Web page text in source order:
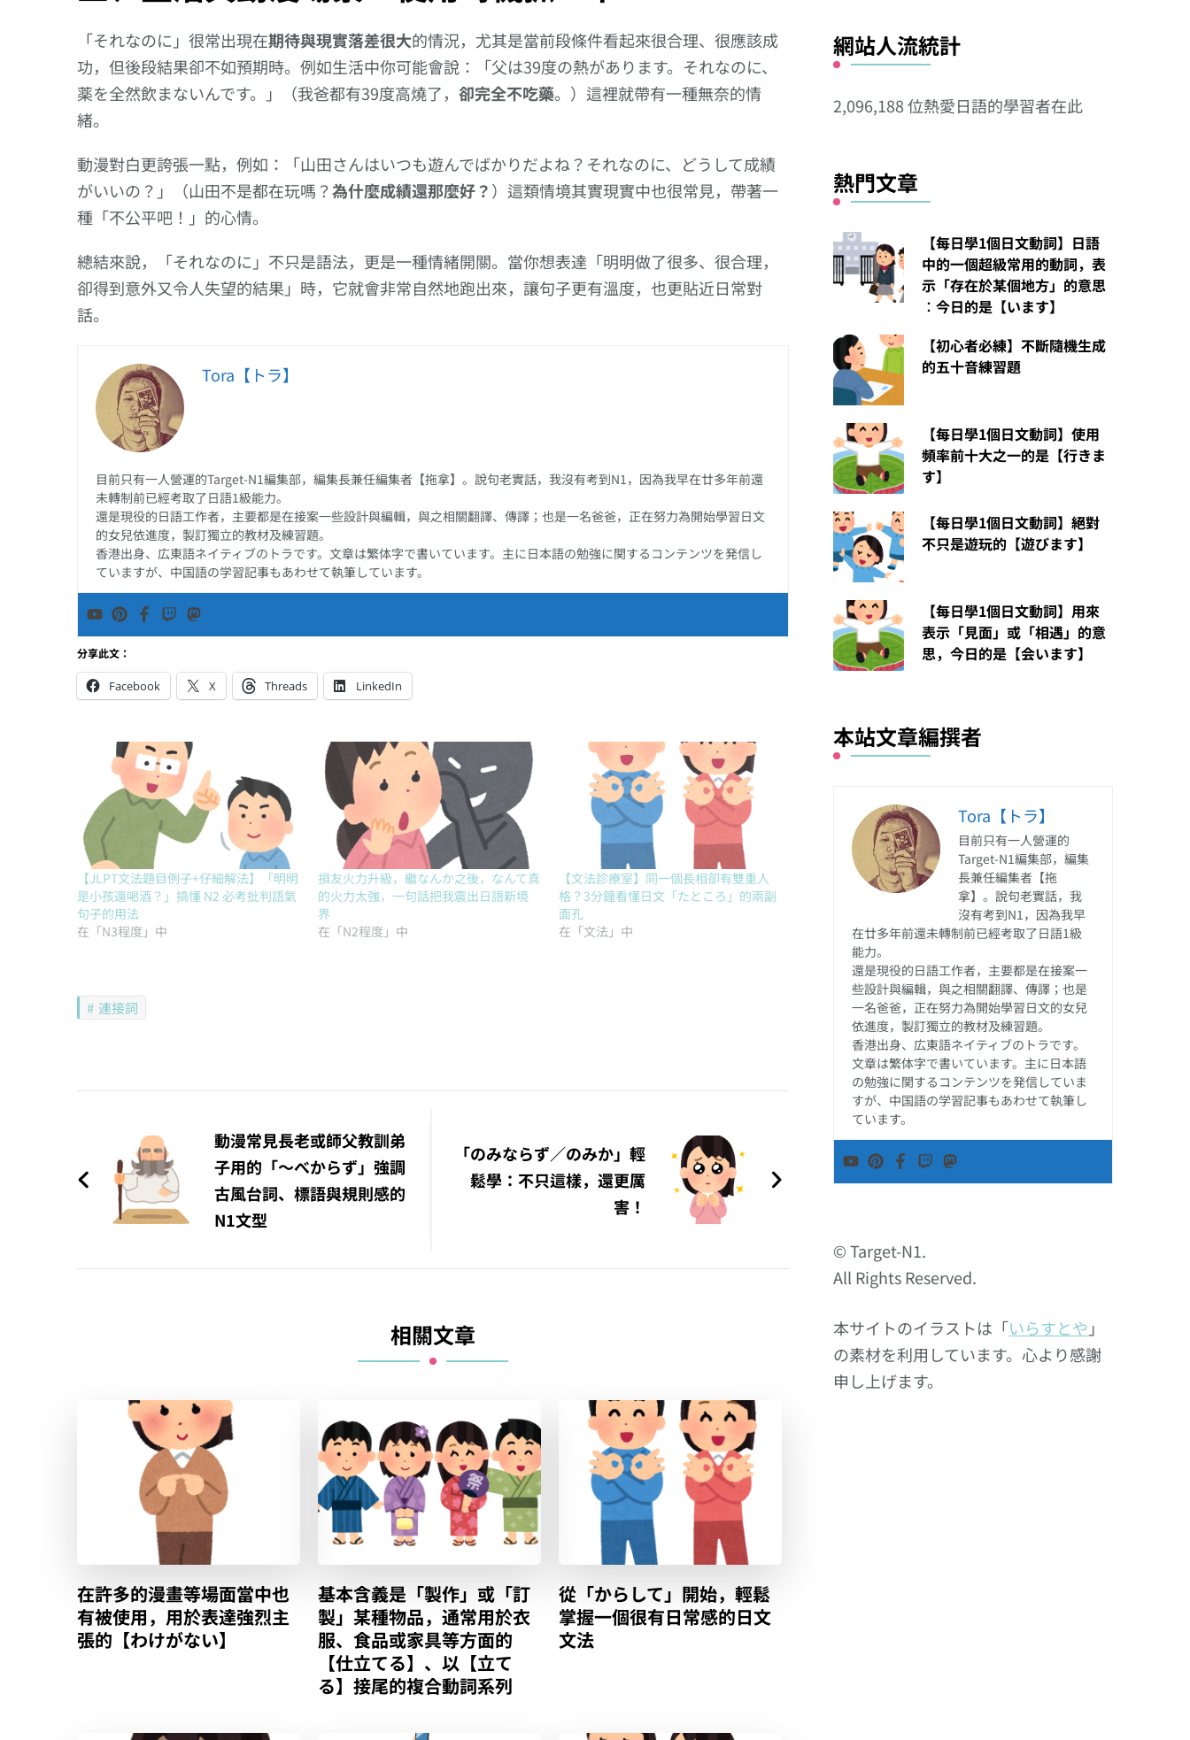
「それなのに」很常出現在期待與現實落差很大的情況，尤其是當前段條件看起來很合理、很應該成
功，但後段結果卻不如預期時。例如生活中你可能會說：「父は39度の熱があります。それなのに、
薬を全然飲まないんです。」（我爸都有39度高燒了， 卻完全不吃藥。）這裡就帶有一種無奈的情
緒。
動漫對白更誇張一點，例如：「山田さんはいつも遊んでばかりだよね？それなのに、どうして成績
がいいの？」（山田不是都在玩嗎？為什麼成績還那麼好？）這類情境其實現實中也很常見，帶著一
種「不公平吧！」的心情。
總結來說，「それなのに」不只是語法，更是一種情緒開關。當你想表達「明明做了很多、很合理，
卻得到意外又令人失望的結果」時，它就會非常自然地跑出來，讓句子更有溫度，也更貼近日常對
話。
Tora【トラ】
目前只有一人營運的Target-N1編集部，編集長兼任編集者【拖拿】。說句老實話，我沒有考到N1，因為我早在廿多年前還
未轉制前已經考取了日語1級能力。
還是現役的日語工作者，主要都是在接案一些設計與編輯，與之相關翻譯、傳譯；也是一名爸爸，正在努力為開始學習日文
的女兒依進度，製訂獨立的教材及練習題。
香港出身、広東語ネイティブのトラです。文章は繁体字で書いています。主に日本語の勉強に関するコンテンツを発信し
ていますが、中国語の学習記事もあわせて執筆しています。
分享此文：
Facebook X Threads LinkedIn
【JLPT文法題目例子+仔細解法】「明明
是小孩還喝酒？」搞懂 N2 必考批判語氣
句子的用法
在「N3程度」中
損友火力升級，繼なんか之後，なんて真
的火力太強，一句話把我震出日語新境
界
在「N2程度」中
【文法診療室】同一個長相卻有雙重人
格？3分鐘看懂日文「たところ」的兩副
面孔
在「文法」中
連接詞
導
動漫常見長老或師父教訓弟
子用的「〜べからず」強調
古風台詞、標語與規則感的
N1文型
「のみならず／のみか」輕
鬆學：不只這樣，還更厲
害！
相關文章
在許多的漫畫等場面當中也
有被使用，用於表達強烈主
張的【わけがない】
基本含義是「製作」或「訂
製」某種物品，通常用於衣
服、食品或家具等方面的
【仕立てる】、以【立て
る】接尾的複合動詞系列
從「からして」開始，輕鬆
掌握一個很有日常感的日文
文法
其
分
網站人流統計
2,096,188 位熱愛日語的學習者在此
熱門文章
【每日學1個日文動詞】日語
中的一個超級常用的動詞，表
示「存在於某個地方」的意思
︰今日的是【います】
【初心者必練】不斷隨機生成
的五十音練習題
【每日學1個日文動詞】使用
頻率前十大之一的是【行きま
す】
【每日學1個日文動詞】絕對
不只是遊玩的【遊びます】
【每日學1個日文動詞】用來
表示「見面」或「相遇」的意
思，今日的是【会います】
本站文章編撰者
Tora【トラ】
目前只有一人營運的
Target-N1編集部，編集
長兼任編集者【拖
拿】。說句老實話，我
沒有考到N1，因為我早
在廿多年前還未轉制前已經考取了日語1級
能力。
還是現役的日語工作者，主要都是在接案一
些設計與編輯，與之相關翻譯、傳譯；也是
一名爸爸，正在努力為開始學習日文的女兒
依進度，製訂獨立的教材及練習題。
香港出身、広東語ネイティブのトラです。
文章は繁体字で書いています。主に日本語
の勉強に関するコンテンツを発信していま
すが、中国語の学習記事もあわせて執筆し
ています。
© Target-N1.
All Rights Reserved.
本サイトのイラストは「いらすとや 」
の素材を利用しています。心より感謝
申し上げます。